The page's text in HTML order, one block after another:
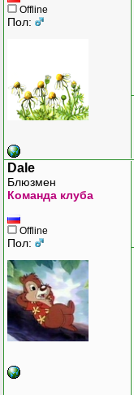
Offline
Пол:
Dale
Блюзмен
Команда клуба
Offline
Пол: